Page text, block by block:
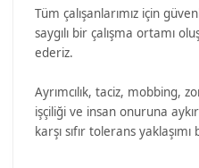
Tüm çalışanlarımız için
saygılı bir çalışma ortamı
ederiz.
Ayrımcılık, taciz, mobbing,
işçiliği ve insan onuruna
karşı sıfır tolerans